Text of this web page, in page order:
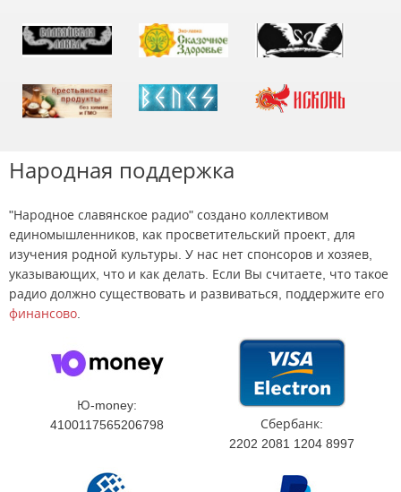
Народная поддержка
"Народное славянское радио" создано коллективом
единомышленников, как просветительский проект, для
изучения родной культуры. У нас нет спонсоров и хозяев,
указывающих, что и как делать. Если Вы считаете, что такое
радио должно существовать и развиваться, поддержите его
финансово.
Ю-money:
4100117565206798
Сбербанк:
2202 2081 1204 8997